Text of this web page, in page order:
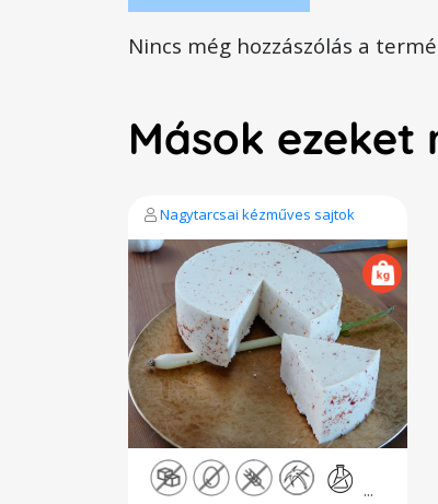
Nincs még hozzászólás a
Mások ezeket
Nagytarcsai kézműves sajtok
...